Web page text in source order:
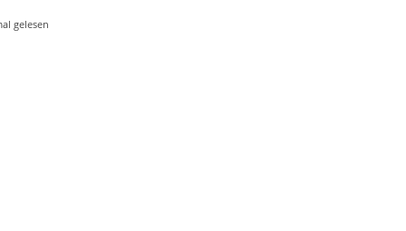
gelesen